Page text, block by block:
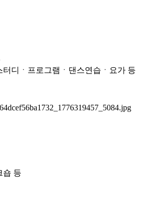
터디ㆍ프로그램ㆍ댄스연습ㆍ요가 등
숍 등